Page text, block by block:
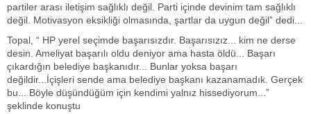
partiler arası iletişim sağlıklı değil. Parti içinde devinim tam sağlıklı
değil. Motivasyon eksikliği olmasında, şartlar da uygun değil” dedi...
Topal, “ HP yerel seçimde başarısızdır. Başarısızız... kim ne derse
desin. Ameliyat başarılı oldu deniyor ama hasta öldü... Başarı
çıkardığın belediye başkanıdır... Bunlar yoksa başarı
değildir...İçişleri sende ama belediye başkanı kazanamadık. Gerçek
bu... Böyle düşündüğüm için kendimi yalnız hissediyorum...”
şeklinde konuştu